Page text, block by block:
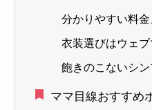
分かりやすい料
衣装選びはウェブ
飽きのこないシ
ママ目線おすすめ